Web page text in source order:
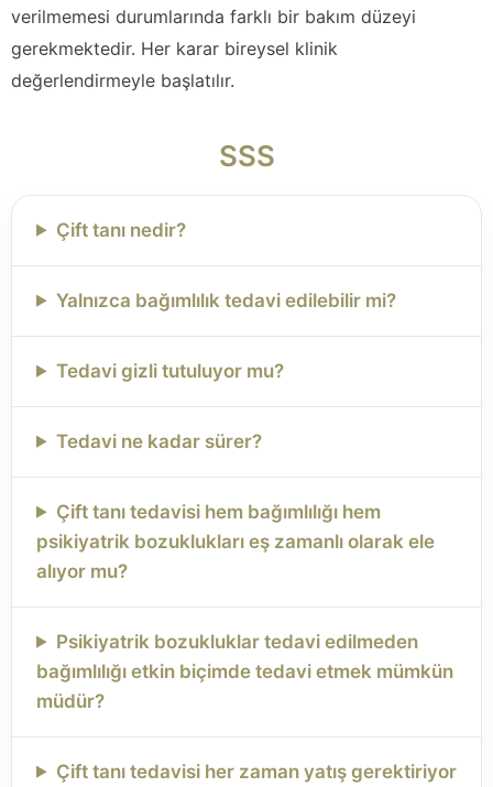
verilmemesi durumlarında farklı bir bakım düzeyi
gerekmektedir. Her karar bireysel klinik
değerlendirmeyle başlatılır.
SSS
Çift tanı nedir?
Yalnızca bağımlılık tedavi edilebilir mi?
Tedavi gizli tutuluyor mu?
Tedavi ne kadar sürer?
Çift tanı tedavisi hem bağımlılığı hem
psikiyatrik bozuklukları eş zamanlı olarak ele
alıyor mu?
Psikiyatrik bozukluklar tedavi edilmeden
bağımlılığı etkin biçimde tedavi etmek mümkün
müdür?
Çift tanı tedavisi her zaman yatış gerektiriyor